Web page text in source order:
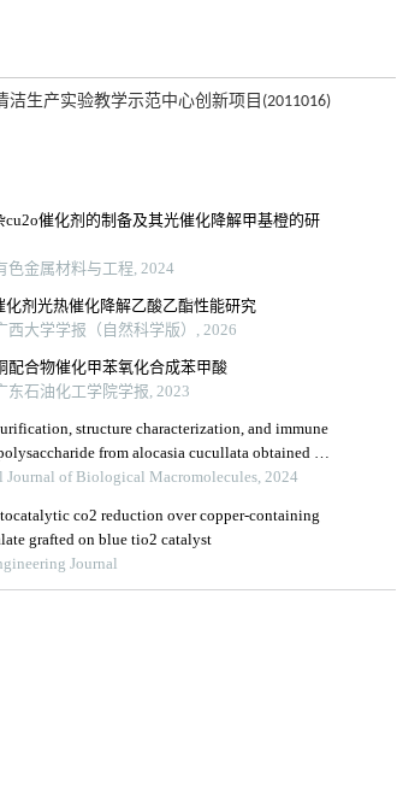
洁生产实验教学示范中心创新项目(2011016)